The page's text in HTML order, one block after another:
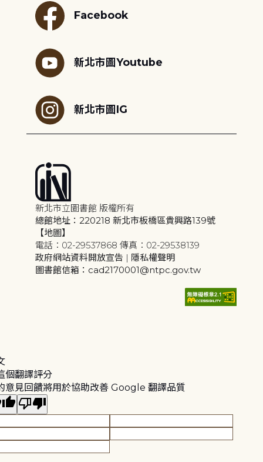
Facebook
新北市圖Youtube
新北市圖IG
新北市立圖書館 版權所有
總館地址：220218 新北市板橋區貴興路139號
【地圖】
電話：02-29537868 傳真：02-29538139
政府網站資料開放宣告 | 隱私權聲明
圖書館信箱：cad2170001@ntpc.gov.tw
個翻譯評分
意見回饋將用於協助改善 Google 翻譯品質